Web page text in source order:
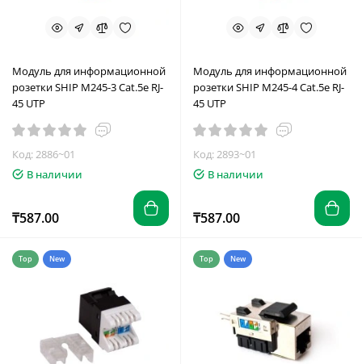
Модуль для информационной
розетки SHIP M245-3 Cat.5e RJ-
45 UTP
Код: 2886~01
В наличии
₸587.00
Модуль для информационной
розетки SHIP M245-4 Cat.5e RJ-
45 UTP
Код: 2893~01
В наличии
₸587.00
Top New Top New